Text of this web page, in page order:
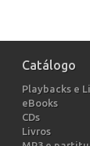
Catálogo
Playbacks e
eBooks
CDs
Livros